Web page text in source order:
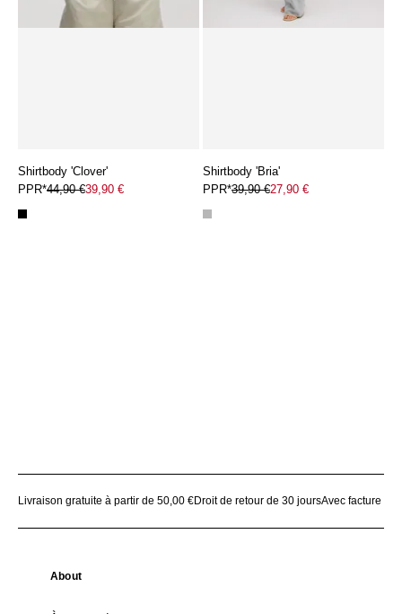
Shirtbody 'Clover'
PPR*44,90 €39,90 €
Shirtbody 'Bria'
PPR*39,90 €27,90 €
Livraison gratuite à partir de 50,00 €Droit de retour de 30 joursAvec facture
About